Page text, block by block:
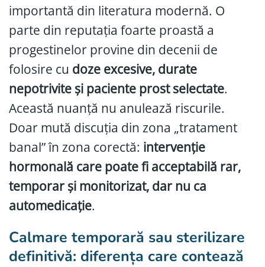
importantă din literatura modernă. O
parte din reputația foarte proastă a
progestinelor provine din decenii de
folosire cu doze excesive, durate
nepotrivite și paciente prost selectate.
Această nuanță nu anulează riscurile.
Doar mută discuția din zona „tratament
banal” în zona corectă: intervenție
hormonală care poate fi acceptabilă rar,
temporar și monitorizat, dar nu ca
automedicație.
Calmare temporară sau sterilizare
definitivă: diferența care contează